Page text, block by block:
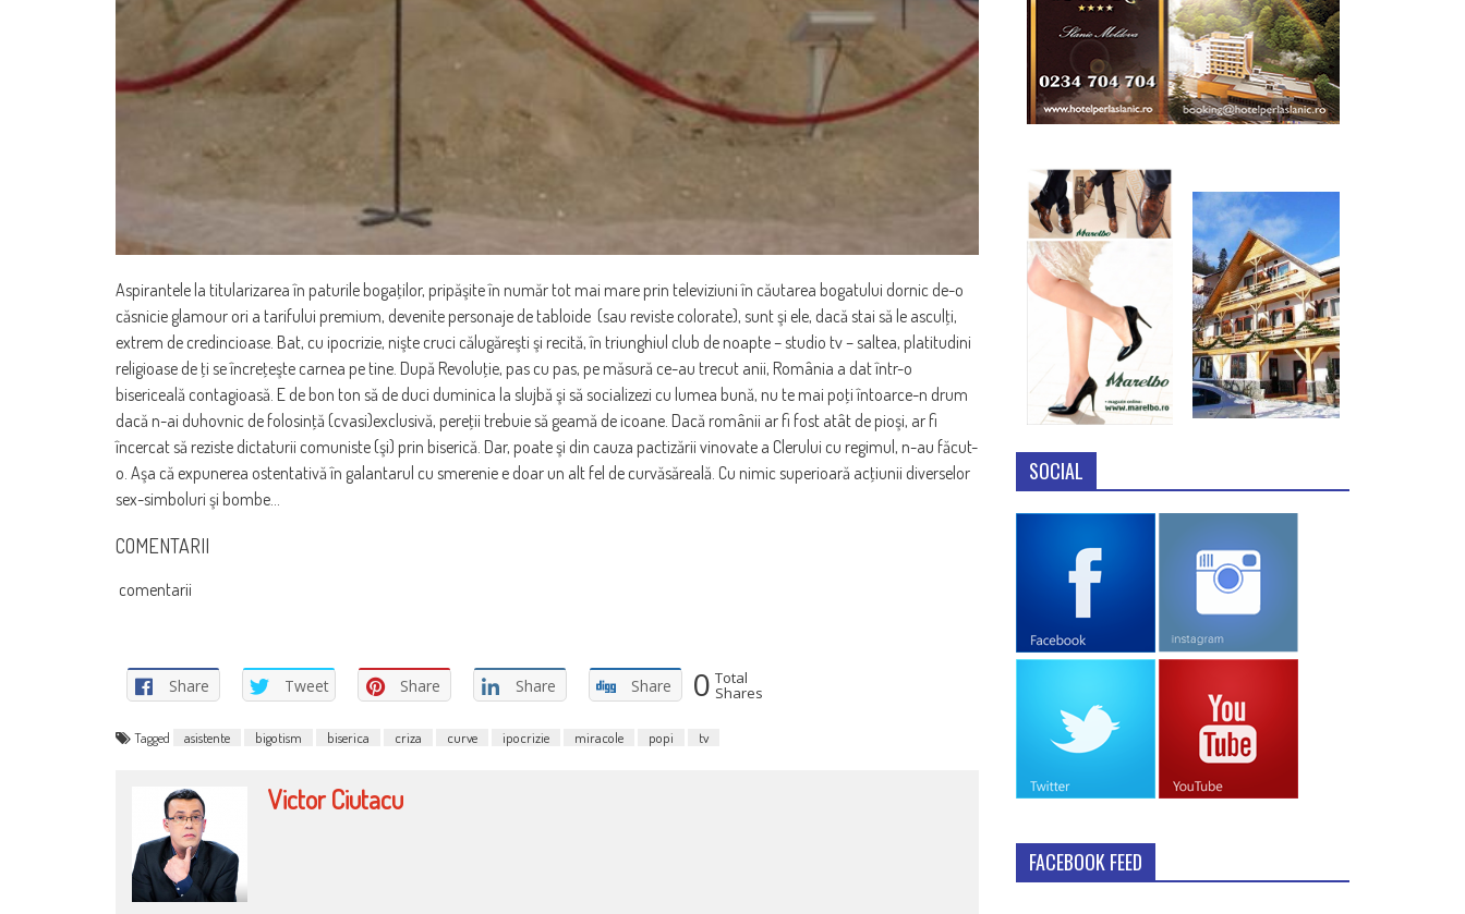
Aspirantele la titularizarea în paturile bogaţilor, pripăşite în număr tot mai mare prin televiziuni în căutarea bogatului dornic de-o
căsnicie glamour ori a tarifului premium, devenite personaje de tabloide (sau reviste colorate), sunt şi ele, dacă stai să le asculţi,
extrem de credincioase. Bat, cu ipocrizie, nişte cruci călugăreşti şi recită, în triunghiul club de noapte – studio tv – saltea, platitudini
religioase de ţi se încreţeşte carnea pe tine. După Revoluţie, pas cu pas, pe măsură ce-au trecut anii, România a dat într-o
bisericeală contagioasă. E de bon ton să de duci duminica la slujbă şi să socializezi cu lumea bună, nu te mai poţi întoarce-n drum
dacă n-ai duhovnic de folosinţă (cvasi)exclusivă, pereţii trebuie să geamă de icoane. Dacă românii ar fi fost atât de pioşi, ar fi
încercat să reziste dictaturii comuniste (şi) prin biserică. Dar, poate şi din cauza pactizării vinovate a Clerului cu regimul, n-au făcut-
o. Aşa că expunerea ostentativă în galantarul cu smerenie e doar un alt fel de curvăsăreală. Cu nimic superioară acţiunii diverselor
sex-simboluri şi bombe…
COMENTARII
comentarii
Share Tweet Share Share Share 0 Total
Shares
Tagged asistente bigotism biserica criza curve ipocrizie miracole popi tv
Victor Ciutacu
SOCIAL
FACEBOOK FEED